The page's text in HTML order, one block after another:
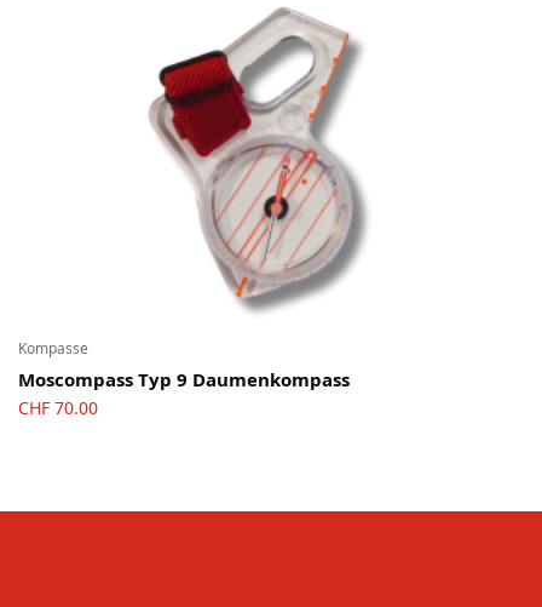
Kompasse
Moscompass Typ 9 Daumenkompass
CHF 70.00